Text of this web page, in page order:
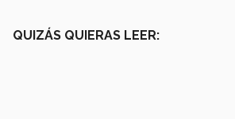
QUIZÁS QUIERAS LEER: